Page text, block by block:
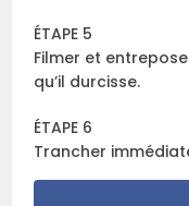
ÉTAPE 5
Filmer et
qu’il durcisse.
ÉTAPE 6
Trancher